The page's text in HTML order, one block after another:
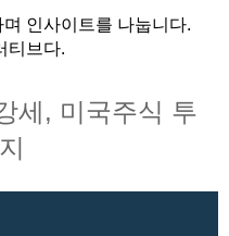
인사이트를 나눕니다.
티브다.
세, 미국주식 투